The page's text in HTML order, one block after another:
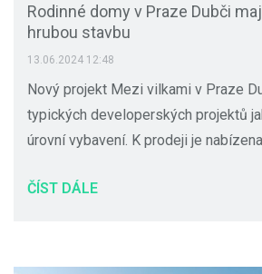
Rodinné domy v Praze Dubči
hrubou stavbu
13.06.2024 12:48
Nový projekt Mezi vilkami v Praze
typických developerských projektů
úrovní vybavení. K prodeji je
ČÍST DÁLE